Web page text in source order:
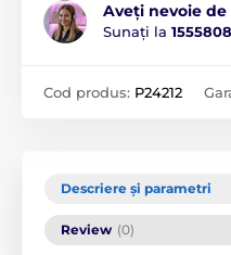
Aveți nevoie de
Sunați la
Cod produs: P24212
Descriere și parametri
Review (0)